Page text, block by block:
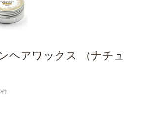
ヘアワックス （ナチュ
件